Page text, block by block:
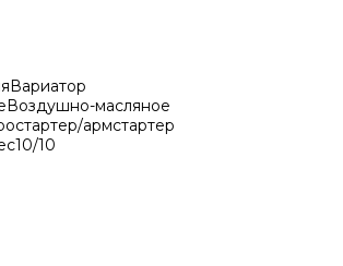
Вариатор
Воздушно-масляное
армстартер
10/10